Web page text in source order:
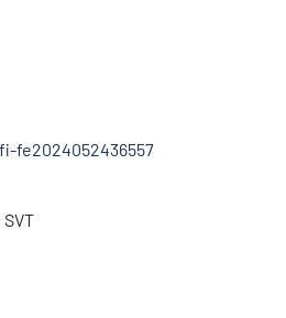
fe2024052436557